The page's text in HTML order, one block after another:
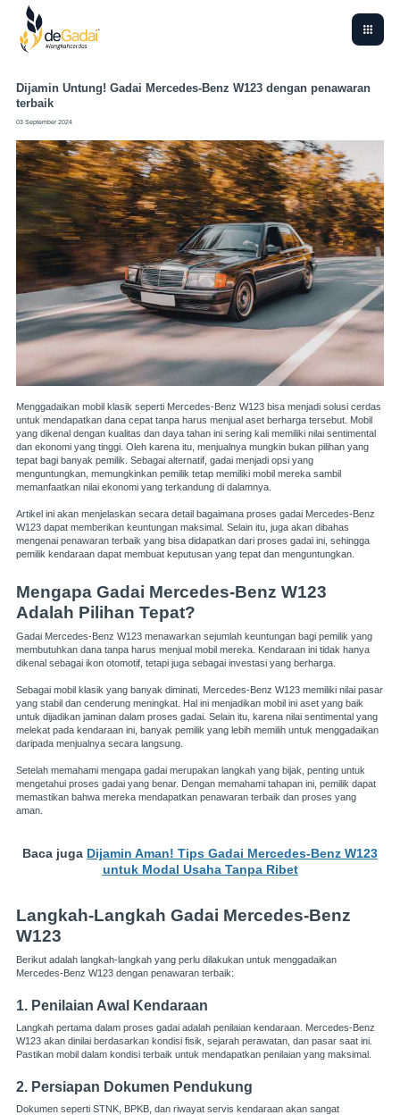
Dijamin Untung! Gadai Mercedes-Benz W123 dengan penawaran
terbaik
03 September 2024
Menggadaikan mobil klasik seperti Mercedes-Benz W123 bisa menjadi solusi cerdas
untuk mendapatkan dana cepat tanpa harus menjual aset berharga tersebut. Mobil
yang dikenal dengan kualitas dan daya tahan ini sering kali memiliki nilai sentimental
dan ekonomi yang tinggi. Oleh karena itu, menjualnya mungkin bukan pilihan yang
tepat bagi banyak pemilik. Sebagai alternatif, gadai menjadi opsi yang
menguntungkan, memungkinkan pemilik tetap memiliki mobil mereka sambil
memanfaatkan nilai ekonomi yang terkandung di dalamnya.
Artikel ini akan menjelaskan secara detail bagaimana proses gadai Mercedes-Benz
W123 dapat memberikan keuntungan maksimal. Selain itu, juga akan dibahas
mengenai penawaran terbaik yang bisa didapatkan dari proses gadai ini, sehingga
pemilik kendaraan dapat membuat keputusan yang tepat dan menguntungkan.
Mengapa Gadai Mercedes-Benz W123
Adalah Pilihan Tepat?
Gadai Mercedes-Benz W123 menawarkan sejumlah keuntungan bagi pemilik yang
membutuhkan dana tanpa harus menjual mobil mereka. Kendaraan ini tidak hanya
dikenal sebagai ikon otomotif, tetapi juga sebagai investasi yang berharga.
Sebagai mobil klasik yang banyak diminati, Mercedes-Benz W123 memiliki nilai pasar
yang stabil dan cenderung meningkat. Hal ini menjadikan mobil ini aset yang baik
untuk dijadikan jaminan dalam proses gadai. Selain itu, karena nilai sentimental yang
melekat pada kendaraan ini, banyak pemilik yang lebih memilih untuk menggadaikan
daripada menjualnya secara langsung.
Setelah memahami mengapa gadai merupakan langkah yang bijak, penting untuk
mengetahui proses gadai yang benar. Dengan memahami tahapan ini, pemilik dapat
memastikan bahwa mereka mendapatkan penawaran terbaik dan proses yang
aman.
Baca juga Dijamin Aman! Tips Gadai Mercedes-Benz W123
untuk Modal Usaha Tanpa Ribet
Langkah-Langkah Gadai Mercedes-Benz
W123
Berikut adalah langkah-langkah yang perlu dilakukan untuk menggadaikan
Mercedes-Benz W123 dengan penawaran terbaik:
1. Penilaian Awal Kendaraan
Langkah pertama dalam proses gadai adalah penilaian kendaraan. Mercedes-Benz
W123 akan dinilai berdasarkan kondisi fisik, sejarah perawatan, dan pasar saat ini.
Pastikan mobil dalam kondisi terbaik untuk mendapatkan penilaian yang maksimal.
2. Persiapan Dokumen Pendukung
Dokumen seperti STNK, BPKB, dan riwayat servis kendaraan akan sangat